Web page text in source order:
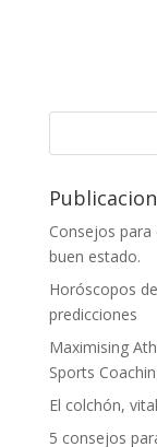
Consejos
buen estado.
Horóscopos
predicciones
Maximising
Sports
El colchón,
5 consejos